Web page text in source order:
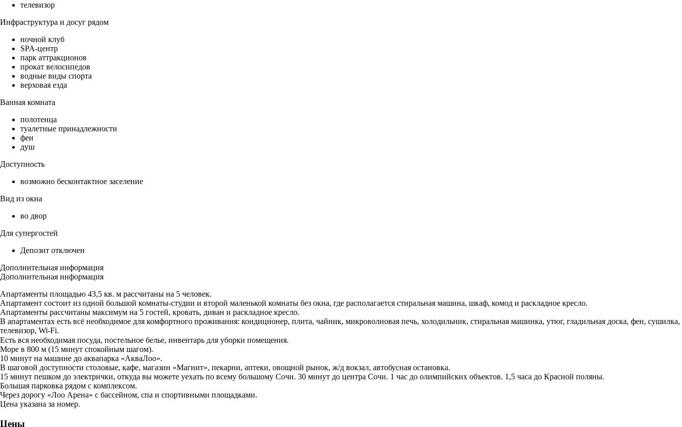
телевизор
Инфраструктура и досуг рядом
ночной клуб
SPA-центр
парк аттракционов
прокат велосипедов
водные виды спорта
верховая езда
Ванная комната
полотенца
туалетные принадлежности
фен
душ
Доступность
возможно бесконтактное заселение
Вид из окна
во двор
Для супергостей
Депозит отключен
Дополнительная информация
Дополнительная информация
Апартаменты площадью 43,5 кв. м рассчитаны на 5 человек.
Апартамент состоит из одной большой комнаты-студии и второй маленькой комнаты без окна, где располагается стиральная машина, шкаф, комод и раскладное кресло.
Апартаменты рассчитаны максимум на 5 гостей, кровать, диван и раскладное кресло.
В апартаментах есть всё необходимое для комфортного проживания: кондиционер, плита, чайник, микроволновая печь, холодильник, стиральная машинка, утюг, гладильная доска, фен, сушилка,
телевизор, Wi-Fi.
Есть вся необходимая посуда, постельное белье, инвентарь для уборки помещения.⠀
Море в 800 м (15 минут спокойным шагом).
10 минут на машине до аквапарка «АкваЛоо».
В шаговой доступности столовые, кафе, магазин «Магнит», пекарни, аптеки, овощной рынок, ж/д вокзал, автобусная остановка.
15 минут пешком до электрички, откуда вы можете уехать по всему большому Сочи. 30 минут до центра Сочи. 1 час до олимпийских объектов. 1,5 часа до Красной поляны.
Большая парковка рядом с комплексом.
Через дорогу «Лоо Арена» с бассейном, спа и спортивными площадками.
Цена указана за номер.
Цены